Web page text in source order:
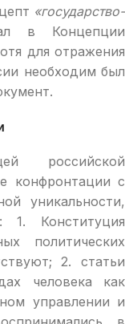
«государство-
в Концепции
для отражения
необходим был
российской
конфронтации с
уникальности,
1. Конституция
политических
2. статьи
человека как
управлении и